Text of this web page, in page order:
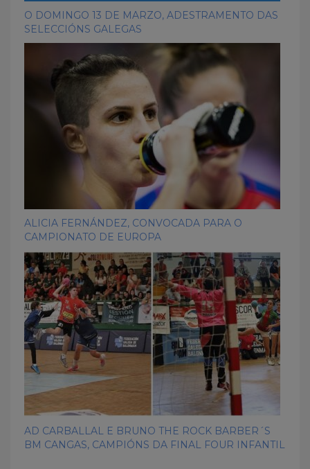
O DOMINGO 13 DE MARZO, ADESTRAMENTO DAS
SELECCIÓNS GALEGAS
ALICIA FERNÁNDEZ, CONVOCADA PARA O
CAMPIONATO DE EUROPA
AD CARBALLAL E BRUNO THE ROCK BARBER´S
BM CANGAS, CAMPIÓNS DA FINAL FOUR INFANTIL